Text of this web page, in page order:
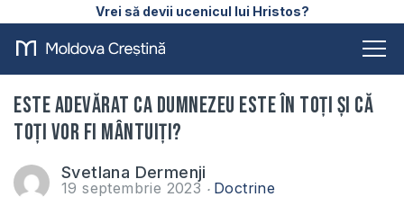
Vrei să devii ucenicul lui Hristos?
Este adevărat ca Dumnezeu este în toți și că
toți vor fi mântuiți?
Svetlana Dermenji
19 septembrie 2023 Doctrine